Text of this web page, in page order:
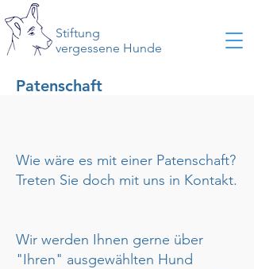
Stiftung
vergessene Hunde
Patenschaft
Wie wäre es mit einer Patenschaft?
Treten Sie doch mit uns in Kontakt.
Wir werden Ihnen gerne über
"Ihren" ausgewählten Hund